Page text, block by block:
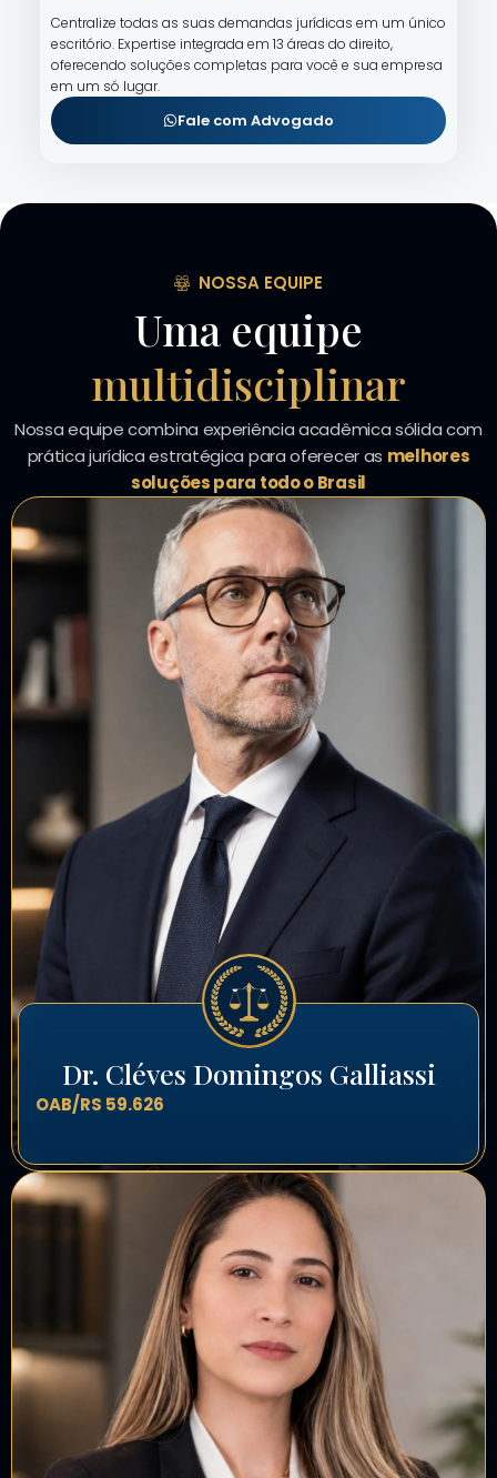
Centralize todas as suas demandas jurídicas em um único
escritório. Expertise integrada em 13 áreas do direito,
oferecendo soluções completas para você e sua empresa
em um só lugar.
Fale com Advogado
NOSSA EQUIPE
Uma equipe
multidisciplinar
Nossa equipe combina experiência acadêmica sólida com
prática jurídica estratégica para oferecer as melhores
soluções para todo o Brasil
Dr. Cléves Domingos Galliassi
OAB/RS 59.626